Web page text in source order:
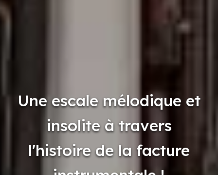
Une escale mélodique et
insolite à travers
l'histoire de la facture